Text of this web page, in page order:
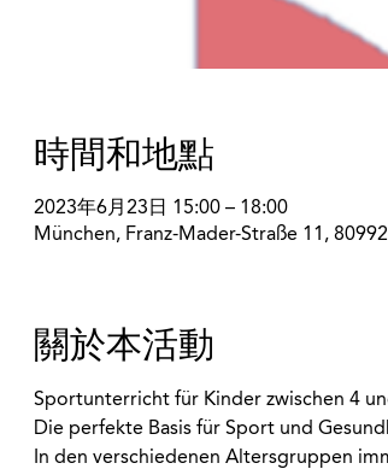
時間和地點
2023年6月23日 15:00 – 18:00
München, Franz-Mader-Straße 11,
關於本活動
Sportunterricht für Kinder zwischen 4
Die perfekte Basis für Sport und
In den verschiedenen Altersgruppen